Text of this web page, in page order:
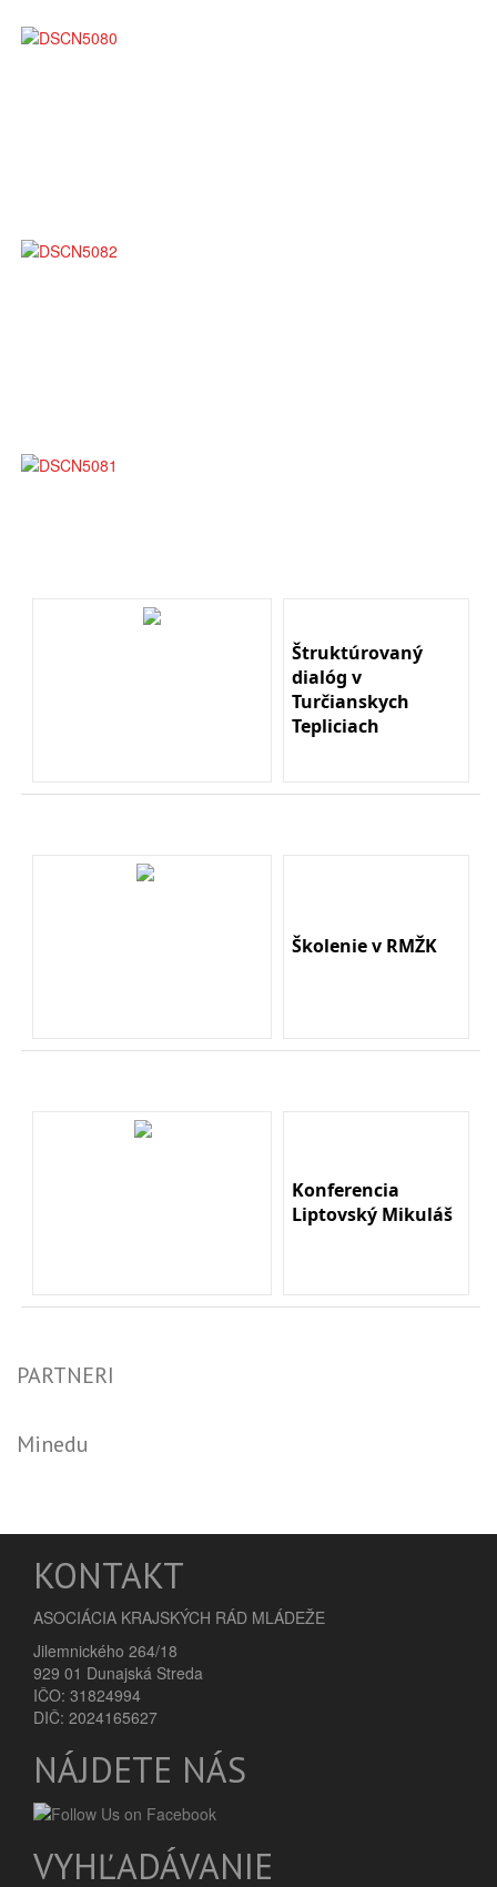
Štruktúrovaný
dialóg v
Turčianskych
Tepliciach
Školenie v RMŽK
Konferencia
Liptovský Mikuláš
PARTNERI
Minedu
KONTAKT
ASOCIÁCIA KRAJSKÝCH RÁD MLÁDEŽE
Jilemnického 264/18
929 01 Dunajská Streda
IČO: 31824994
DIČ: 2024165627
NÁJDETE NÁS
VYHĽADÁVANIE